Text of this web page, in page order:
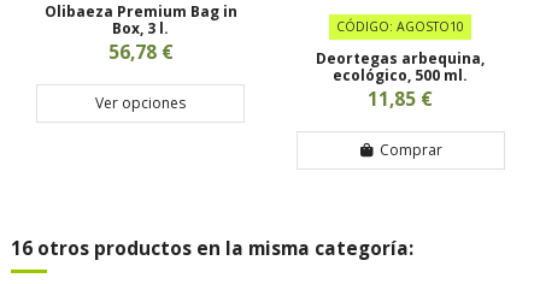
Olibaeza Premium Bag in
Box, 3 l.
56,78 €
Ver opciones
CÓDIGO: AGOSTO10
Deortegas arbequina,
ecológico, 500 ml.
11,85 €
Comprar
16 otros productos en la misma categoría: